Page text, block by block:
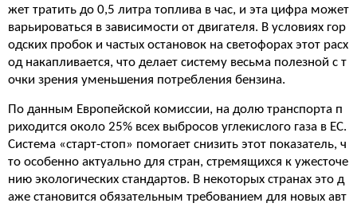
жет тратить до 0,5 литра топлива в час, и эта цифра может
варьироваться в зависимости от двигателя. В условиях гор
одских пробок и частых остановок на светофорах этот расх
од накапливается, что делает систему весьма полезной с т
очки зрения уменьшения потребления бензина.
По данным Европейской комиссии, на долю транспорта п
риходится около 25% всех выбросов углекислого газа в ЕС.
Система «старт-стоп» помогает снизить этот показатель, ч
то особенно актуально для стран, стремящихся к ужесточе
нию экологических стандартов. В некоторых странах это д
аже становится обязательным требованием для новых авт